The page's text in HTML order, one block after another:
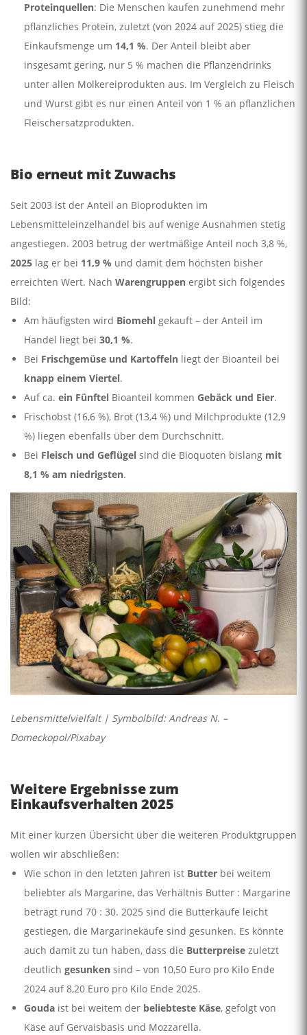
Proteinquellen: Die Menschen kaufen zunehmend mehr
pflanzliches Protein, zuletzt (von 2024 auf 2025) stieg die
Einkaufsmenge um 14,1 %. Der Anteil bleibt aber
insgesamt gering, nur 5 % machen die Pflanzendrinks
unter allen Molkereiprodukten aus. Im Vergleich zu Fleisch
und Wurst gibt es nur einen Anteil von 1 % an pflanzlichen
Fleischersatzprodukten.
Bio erneut mit Zuwachs
Seit 2003 ist der Anteil an Bioprodukten im
Lebensmitteleinzelhandel bis auf wenige Ausnahmen stetig
angestiegen. 2003 betrug der wertmäßige Anteil noch 3,8 %,
2025 lag er bei 11,9 % und damit dem höchsten bisher
erreichten Wert. Nach Warengruppen ergibt sich folgendes
Bild:
Am häufigsten wird Biomehl gekauft – der Anteil im
Handel liegt bei 30,1 %.
Bei Frischgemüse und Kartoffeln liegt der Bioanteil bei
knapp einem Viertel.
Auf ca. ein Fünftel Bioanteil kommen Gebäck und Eier.
Frischobst (16,6 %), Brot (13,4 %) und Milchprodukte (12,9
%) liegen ebenfalls über dem Durchschnitt.
Bei Fleisch und Geflügel sind die Bioquoten bislang mit
8,1 % am niedrigsten.
Lebensmittelvielfalt | Symbolbild: Andreas N. –
Domeckopol/Pixabay
Weitere Ergebnisse zum
Einkaufsverhalten 2025
Mit einer kurzen Übersicht über die weiteren Produktgruppen
wollen wir abschließen:
Wie schon in den letzten Jahren ist Butter bei weitem
beliebter als Margarine, das Verhältnis Butter : Margarine
beträgt rund 70 : 30. 2025 sind die Butterkäufe leicht
gestiegen, die Margarinekäufe sind gesunken. Es könnte
auch damit zu tun haben, dass die Butterpreise zuletzt
deutlich gesunken sind – von 10,50 Euro pro Kilo Ende
2024 auf 8,20 Euro pro Kilo Ende 2025.
Gouda ist bei weitem der beliebteste Käse, gefolgt von
Käse auf Gervaisbasis und Mozzarella.